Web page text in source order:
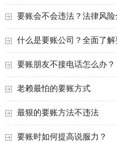
方法
要账会不会违法？法律风
什么是要账公司？全面了
要账朋友不接电话怎么办？
老赖最怕的要账方式
最狠的要账方法不违法
要账时如何提高说服力？